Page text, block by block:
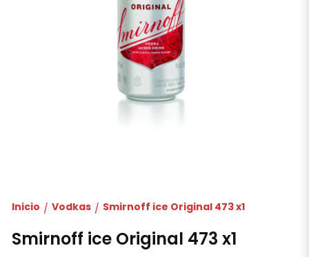
Inicio / Vodkas / Smirnoff ice Original 473 x1
Smirnoff ice Original 473 x1